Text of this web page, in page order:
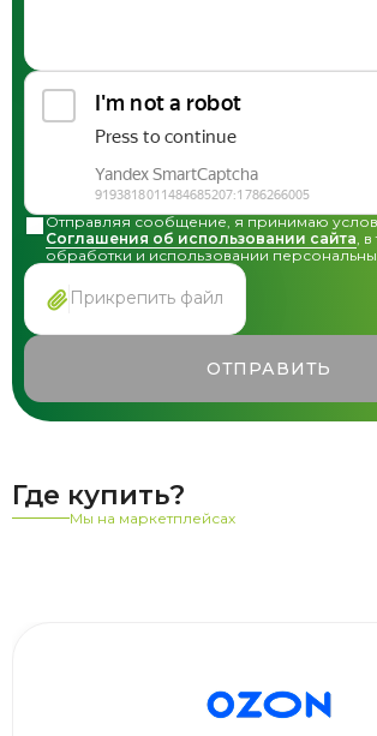
Отправляя сообщение, я принимаю
Соглашения об использовании сайта ,
обработки и использовании
Прикрепить файл
ОТПРАВИТЬ
Где купить?
Мы на маркетплейсах